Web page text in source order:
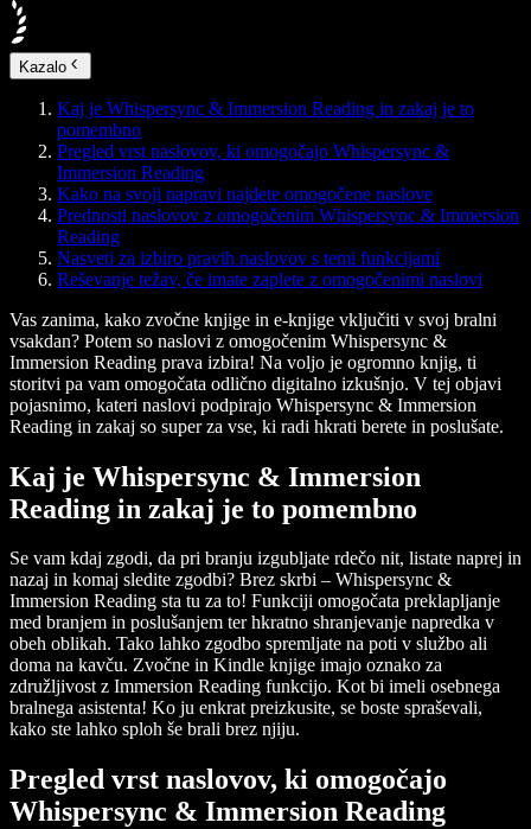
Kazalo
Kaj je Whispersync & Immersion Reading in zakaj je to
pomembno
Pregled vrst naslovov, ki omogočajo Whispersync &
Immersion Reading
Kako na svoji napravi najdete omogočene naslove
Prednosti naslovov z omogočenim Whispersync & Immersion
Reading
Nasveti za izbiro pravih naslovov s temi funkcijami
Reševanje težav, če imate zaplete z omogočenimi naslovi
Vas zanima, kako zvočne knjige in e-knjige vključiti v svoj bralni
vsakdan? Potem so naslovi z omogočenim Whispersync &
Immersion Reading prava izbira! Na voljo je ogromno knjig, ti
storitvi pa vam omogočata odlično digitalno izkušnjo. V tej objavi
pojasnimo, kateri naslovi podpirajo Whispersync & Immersion
Reading in zakaj so super za vse, ki radi hkrati berete in poslušate.
Kaj je Whispersync & Immersion
Reading in zakaj je to pomembno
Se vam kdaj zgodi, da pri branju izgubljate rdečo nit, listate naprej in
nazaj in komaj sledite zgodbi? Brez skrbi – Whispersync &
Immersion Reading sta tu za to! Funkciji omogočata preklapljanje
med branjem in poslušanjem ter hkratno shranjevanje napredka v
obeh oblikah. Tako lahko zgodbo spremljate na poti v službo ali
doma na kavču. Zvočne in Kindle knjige imajo oznako za
združljivost z Immersion Reading funkcijo. Kot bi imeli osebnega
bralnega asistenta! Ko ju enkrat preizkusite, se boste spraševali,
kako ste lahko sploh še brali brez njiju.
Pregled vrst naslovov, ki omogočajo
Whispersync & Immersion Reading